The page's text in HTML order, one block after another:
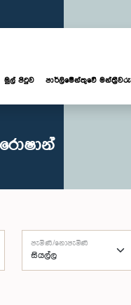
මුල් පිටුව පාර්ලි‌මේන්තුවේ මන්ත්‍රීවරු
පැමිණි/නොපැමිණි